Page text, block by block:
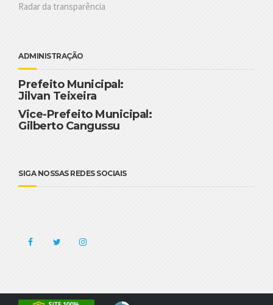
Radar da transparência
ADMINISTRAÇÃO
Prefeito Municipal:
Jilvan Teixeira
Vice-Prefeito Municipal:
Gilberto Cangussu
SIGA NOSSAS REDES SOCIAIS